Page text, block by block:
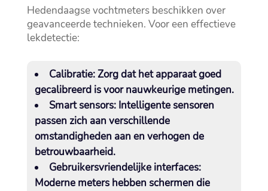
Hedendaagse vochtmeters beschikken over
geavanceerde technieken.​ Voor een effectieve
lekdetectie:
Calibratie:Zorg dat het apparaat goed
gecalibreerd is voor nauwkeurige metingen.​
Smart sensors:Intelligente sensoren
passen zich aan verschillende
omstandigheden aan en verhogen de
betrouwbaarheid.​
Gebruikersvriendelijke interfaces:
Moderne meters hebben schermen die